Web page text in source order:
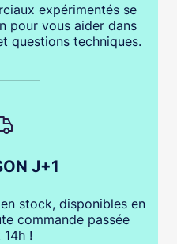
expérimentés se
pour vous aider dans
questions techniques.
J+1
stock, disponibles en
commande passée
!